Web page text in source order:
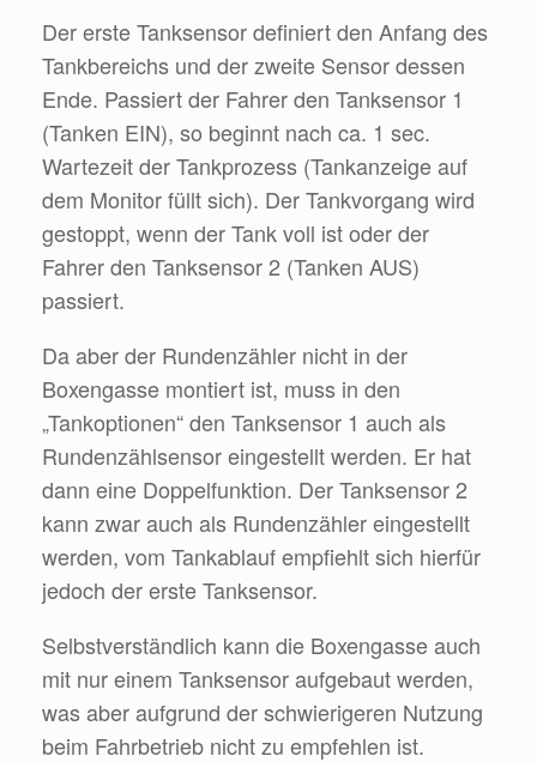
Der erste Tanksensor definiert den Anfang des
Tankbereichs und der zweite Sensor dessen
Ende. Passiert der Fahrer den Tanksensor 1
(Tanken EIN), so beginnt nach ca. 1 sec.
Wartezeit der Tankprozess (Tankanzeige auf
dem Monitor füllt sich). Der Tankvorgang wird
gestoppt, wenn der Tank voll ist oder der
Fahrer den Tanksensor 2 (Tanken AUS)
passiert.
Da aber der Rundenzähler nicht in der
Boxengasse montiert ist, muss in den
„Tankoptionen“ den Tanksensor 1 auch als
Rundenzählsensor eingestellt werden. Er hat
dann eine Doppelfunktion. Der Tanksensor 2
kann zwar auch als Rundenzähler eingestellt
werden, vom Tankablauf empfiehlt sich hierfür
jedoch der erste Tanksensor.
Selbstverständlich kann die Boxengasse auch
mit nur einem Tanksensor aufgebaut werden,
was aber aufgrund der schwierigeren Nutzung
beim Fahrbetrieb nicht zu empfehlen ist.